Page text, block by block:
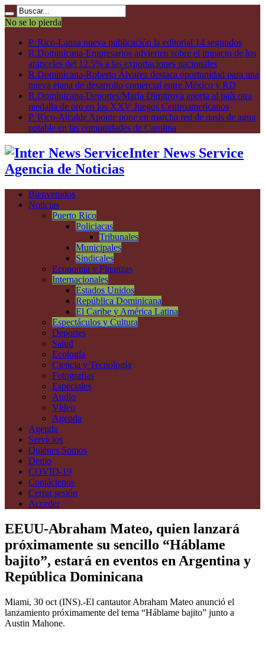
No se lo pierda
P. Rico-Lanza nueva publicación la editorial 14 segundos
R.Dominicana-Empresarios advierten sobre el impacto de los
aranceles del 12.5% a las exportaciones nacionales
R.Dominicana-Roberto Álvarez destaca oportunidad para una
nueva etapa de desarrollo comercial entre México y RD
R.Dominicana-Deportes/María Dimitrova aporta al país otra
medalla de oro en los XXV Juegos Centroamericanos
P. Rico-Alcalde Aponte pone en marcha red de oasis de agua
potable en las comunidades de Carolina
Inter News Service
Agencia de Noticias
Bienvenidos
Noticias
Puerto Rico
Policiacas
Tribunales
Municipales
Sindicales
Economía y Finanzas
Internacionales
Estados Unidos
República Dominicana
El Caribe y América Latina
Espectáculos y Cultura
Deportes
Salud
Ecología
Ciencia y Tecnología
Fotografías
Especiales
Audio
Vídeo
Agenda
Agenda
Servicios
Quiénes Somos
Demo
COVID-19
Contáctenos
Cerrar sesión
Acceder
EEUU-Abraham Mateo, quien lanzará
próximamente su sencillo “Háblame
bajito”, estará en eventos en Argentina y
República Dominicana
Miami, 30 oct (INS).-El cantautor Abraham Mateo anunció el
lanzamiento próximamente del tema “Háblame bajito” junto a
Austin Mahone.